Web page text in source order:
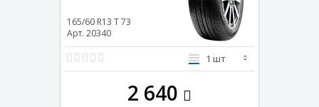
165/60 R13 T73
Арт. 20340
1 шт
2 640